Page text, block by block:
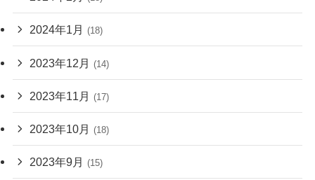
2024年1月 (18)
2023年12月 (14)
2023年11月 (17)
2023年10月 (18)
2023年9月 (15)